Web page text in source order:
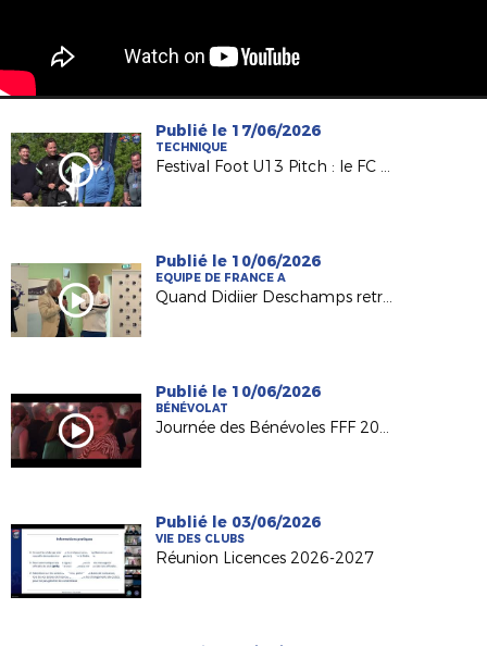
Publié le 17/06/2026
TECHNIQUE
Festival Foot U13 Pitch : le FC Chalonnes Chaudefonds club support à l'organisation
Publié le 10/06/2026
EQUIPE DE FRANCE A
Quand Didiier Deschamps retrouve ses racines nantaises...
Publié le 10/06/2026
BÉNÉVOLAT
Journée des Bénévoles FFF 2026
Publié le 03/06/2026
VIE DES CLUBS
Réunion Licences 2026-2027